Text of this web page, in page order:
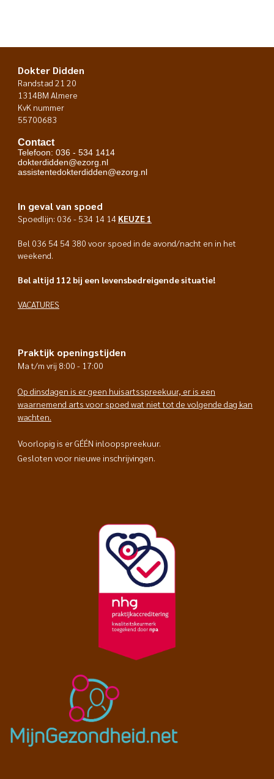
Dokter Didden
Randstad 21 20
1314BM Almere
KvK nummer
55700683
Contact
Telefoon: 036 - 534 1414
dokterdidden@ezorg.nl
assistentedokterdidden@ezorg.nl
In geval van spoed
Spoedlijn: 036 - 534 14 14 KEUZE 1
Bel 036 54 54 380 voor spoed in de avond/nacht en in het
weekend.
Bel altijd 112 bij een levensbedreigende situatie!
VACATURES
Praktijk openingstijden
Ma t/m vrij 8:00 - 17:00
Op dinsdagen is er geen huisartsspreekuur, er is een
waarnemend arts voor spoed wat niet tot de volgende dag kan
wachten.
Voorlopig is er GÉÉN inloopspreekuur.
Gesloten voor nieuwe inschrijvingen.